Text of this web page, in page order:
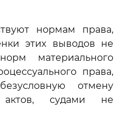
нормам права,
этих выводов не
материального
права,
отмену
актов, судами не